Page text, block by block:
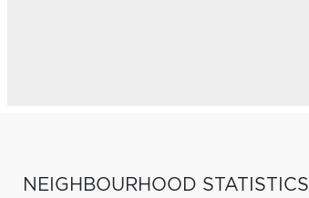
NEIGHBOURHOOD STATISTICS